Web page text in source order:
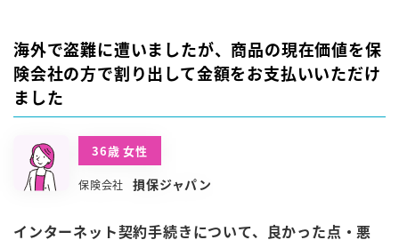
海外で盗難に遭いましたが、商品の現在価値を保
険会社の方で割り出して金額をお支払いいただけ
ました
36歳 女性
保険会社 損保ジャパン
インターネット契約手続きについて、良かった点・悪